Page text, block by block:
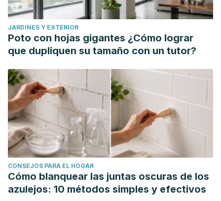
Deep Brain Stimulation in Treatment-Resistant Depression:
A Systematic Review and Meta-Analysis on Efficacy and
Safety. Frontiers in Neuroscience
https://www.frontiersin.org/journals/neuroscience/articles/
JARDINES Y EXTERIOR
Poto con hojas gigantes ¿Cómo lograr
que dupliquen su tamaño con un tutor?
CONSEJOS PARA EL HOGAR
Cómo blanquear las juntas oscuras de los
azulejos: 10 métodos simples y efectivos